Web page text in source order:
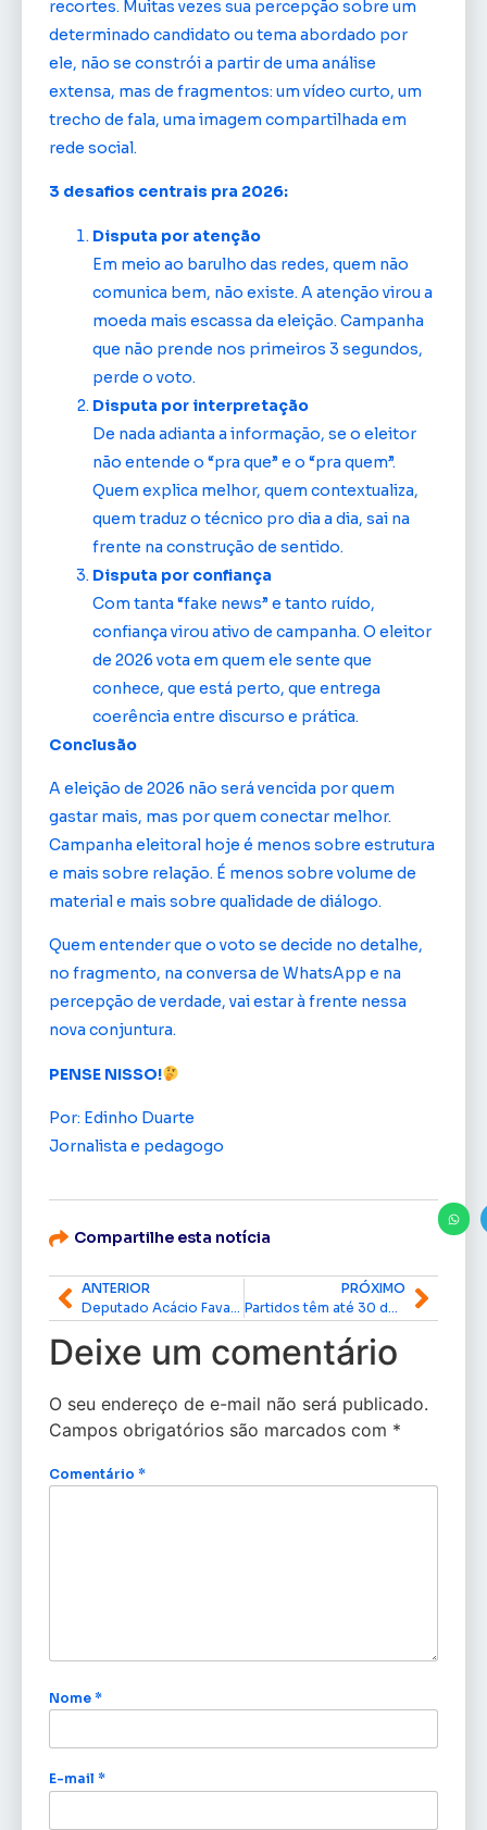
recortes. Muitas vezes sua percepção sobre um
determinado candidato ou tema abordado por
ele, não se constrói a partir de uma análise
extensa, mas de fragmentos: um vídeo curto, um
trecho de fala, uma imagem compartilhada em
rede social.
3 desafios centrais pra 2026:
Disputa por atenção
Em meio ao barulho das redes, quem não
comunica bem, não existe. A atenção virou a
moeda mais escassa da eleição. Campanha
que não prende nos primeiros 3 segundos,
perde o voto.
Disputa por interpretação
De nada adianta a informação, se o eleitor
não entende o “pra que” e o “pra quem”.
Quem explica melhor, quem contextualiza,
quem traduz o técnico pro dia a dia, sai na
frente na construção de sentido.
Disputa por confiança
Com tanta “fake news” e tanto ruído,
confiança virou ativo de campanha. O eleitor
de 2026 vota em quem ele sente que
conhece, que está perto, que entrega
coerência entre discurso e prática.
Conclusão
A eleição de 2026 não será vencida por quem
gastar mais, mas por quem conectar melhor.
Campanha eleitoral hoje é menos sobre estrutura
e mais sobre relação. É menos sobre volume de
material e mais sobre qualidade de diálogo.
Quem entender que o voto se decide no detalhe,
no fragmento, na conversa de WhatsApp e na
percepção de verdade, vai estar à frente nessa
nova conjuntura.
PENSE NISSO!
Por: Edinho Duarte
Jornalista e pedagogo
Compartilhe esta notícia
ANTERIOR
Deputado Acácio Favacho garante R$ 995 mil para fortalecimento da coleta seletiva e limpeza pública em Mazagão
PRÓXIMO
Partidos têm até 30 de junho para prestar contas à Justiça Eleitoral
Deixe um comentário
O seu endereço de e-mail não será publicado.
Campos obrigatórios são marcados com *
Comentário *
Nome *
E-mail *